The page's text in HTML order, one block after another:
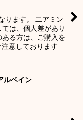
ります。 二アミン
は、個人差があり
ある方は、ご購入を
意しております
ルベイン